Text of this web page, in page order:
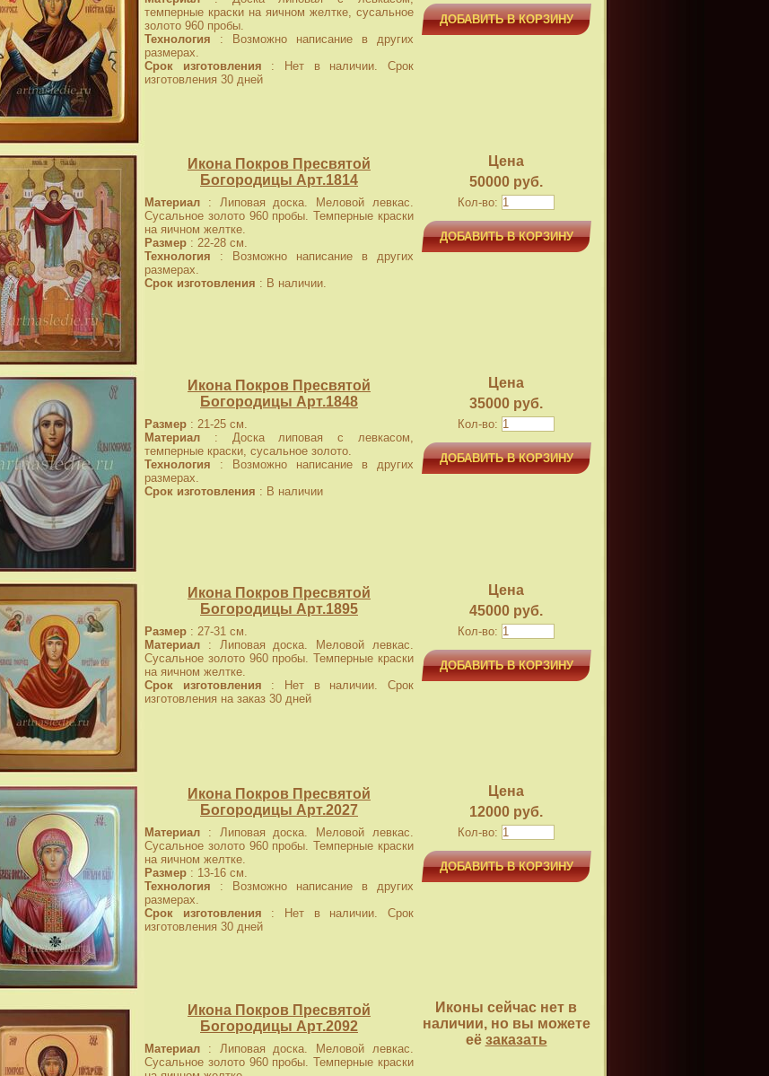
темперные краски на яичном желтке, сусальное
золото 960 пробы.
Технология : Возможно написание в других
размерах.
Срок изготовления : Нет в наличии. Срок
изготовления 30 дней
ДОБАВИТЬ В КОРЗИНУ
Икона Покров Пресвятой
Богородицы Арт.1814
Материал : Липовая доска. Меловой левкас.
Сусальное золото 960 пробы. Темперные краски
на яичном желтке.
Размер : 22-28 см.
Технология : Возможно написание в других
размерах.
Срок изготовления : В наличии.
Цена
50000 руб.
Кол-во:
ДОБАВИТЬ В КОРЗИНУ
Икона Покров Пресвятой
Богородицы Арт.1848
Размер : 21-25 см.
Материал : Доска липовая с левкасом,
темперные краски, сусальное золото.
Технология : Возможно написание в других
размерах.
Срок изготовления : В наличии
Цена
35000 руб.
Кол-во:
ДОБАВИТЬ В КОРЗИНУ
Икона Покров Пресвятой
Богородицы Арт.1895
Размер : 27-31 см.
Материал : Липовая доска. Меловой левкас.
Сусальное золото 960 пробы. Темперные краски
на яичном желтке.
Срок изготовления : Нет в наличии. Срок
изготовления на заказ 30 дней
Цена
45000 руб.
Кол-во:
ДОБАВИТЬ В КОРЗИНУ
Икона Покров Пресвятой
Богородицы Арт.2027
Материал : Липовая доска. Меловой левкас.
Сусальное золото 960 пробы. Темперные краски
на яичном желтке.
Размер : 13-16 см.
Технология : Возможно написание в других
размерах.
Срок изготовления : Нет в наличии. Срок
изготовления 30 дней
Цена
12000 руб.
Кол-во:
ДОБАВИТЬ В КОРЗИНУ
Икона Покров Пресвятой
Богородицы Арт.2092
Материал : Липовая доска. Меловой левкас.
Сусальное золото 960 пробы. Темперные краски
Иконы сейчас нет в
наличии, но вы можете
её заказать